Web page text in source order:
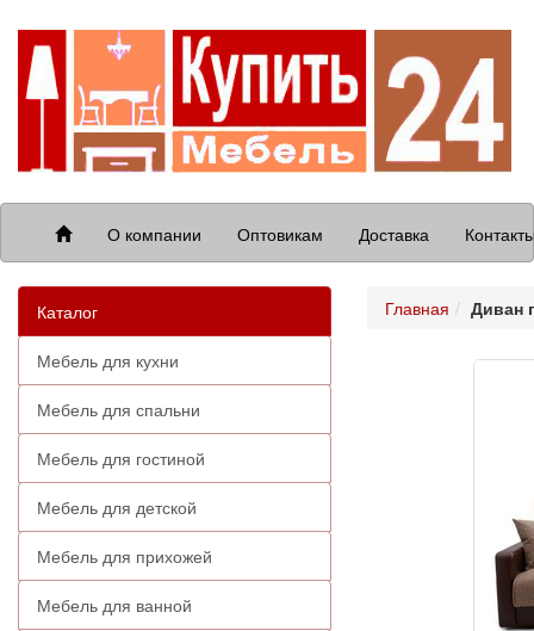
О компании Оптовикам Доставка
Каталог
Мебель для кухни
Мебель для спальни
Мебель для гостиной
Мебель для детской
Мебель для прихожей
Мебель для ванной
Главная Диван